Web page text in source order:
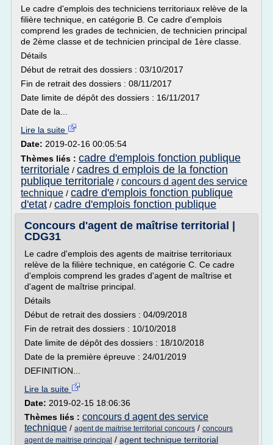
Le cadre d'emplois des techniciens territoriaux relève de la
filière technique, en catégorie B. Ce cadre d'emplois
comprend les grades de technicien, de technicien principal
de 2ème classe et de technicien principal de 1ère classe.
Détails
Début de retrait des dossiers : 03/10/2017
Fin de retrait des dossiers : 08/11/2017
Date limite de dépôt des dossiers : 16/11/2017
Date de la...
Lire la suite
Date: 2019-02-16 00:05:54
Thèmes liés : cadre d'emplois fonction publique
territoriale / cadres d emplois de la fonction
publique territoriale / concours d agent des service
technique / cadre d'emplois fonction publique
d'etat / cadre d'emplois fonction publique
Concours d'agent de maîtrise territorial |
CDG31
Le cadre d'emplois des agents de maitrise territoriaux
relève de la filière technique, en catégorie C. Ce cadre
d'emplois comprend les grades d'agent de maîtrise et
d'agent de maîtrise principal.
Détails
Début de retrait des dossiers : 04/09/2018
Fin de retrait des dossiers : 10/10/2018
Date limite de dépôt des dossiers : 18/10/2018
Date de la première épreuve : 24/01/2019
DEFINITION...
Lire la suite
Date: 2019-02-15 18:06:36
Thèmes liés : concours d agent des service
technique / agent de maitrise territorial concours / concours
agent de maitrise principal / agent technique territorial